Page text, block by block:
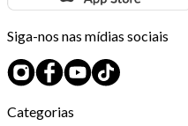
Siga-nos nas mídias sociais
Categorias